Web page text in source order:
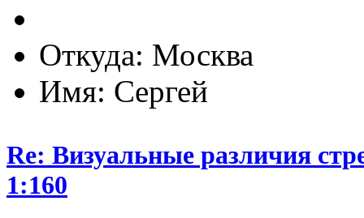
Откуда: Москва
Имя: Сергей
Re: Визуальные различия
1:160